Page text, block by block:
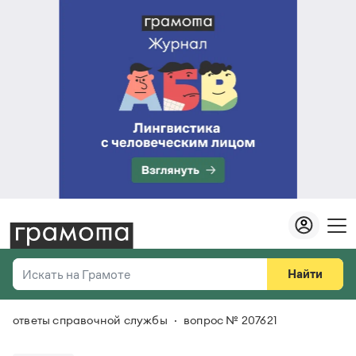
Искать на Грамоте
Справочная служба
Найти
Везде
ответы справочной службы вопрос № 207621